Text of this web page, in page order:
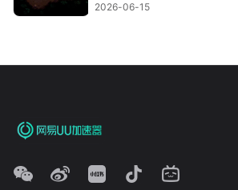
2026-06-15